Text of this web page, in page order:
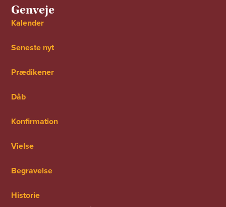
Genveje
Kalender
Seneste nyt
Prædikener
Dåb
Konfirmation
Vielse
Begravelse
Historie